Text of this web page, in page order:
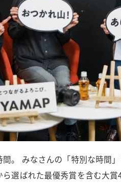
。 みなさんの「特別な時間
選ばれた最優秀賞を含む大